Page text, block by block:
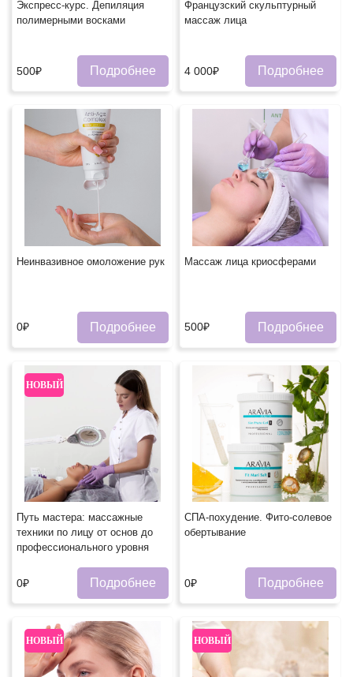
Экспресс-курс. Депиляция
полимерными восками
500₽ Подробнее
Французский скульптурный
массаж лица
4 000₽ Подробнее
Неинвазивное омоложение рук
0₽ Подробнее
Массаж лица криосферами
500₽ Подробнее
НОВЫЙ
Путь мастера: массажные
техники по лицу от основ до
профессионального уровня
0₽ Подробнее
СПА-похудение. Фито-солевое
обертывание
0₽ Подробнее
НОВЫЙ НОВЫЙ